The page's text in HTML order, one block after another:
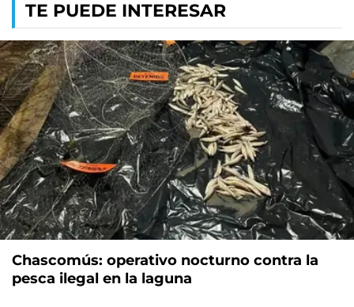
TE PUEDE INTERESAR
Chascomús: operativo nocturno contra la
pesca ilegal en la laguna